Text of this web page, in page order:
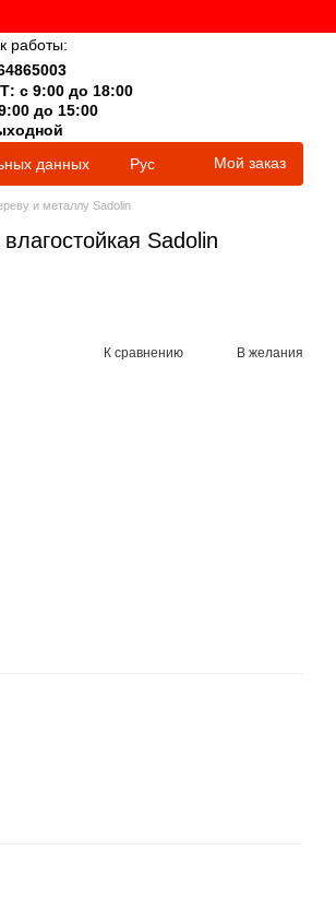
работы:
с 9:00 до 18:00
до 15:00
данных
Рус Мой заказ
и металлу Sadolin
Sadolin
К сравнению В желания